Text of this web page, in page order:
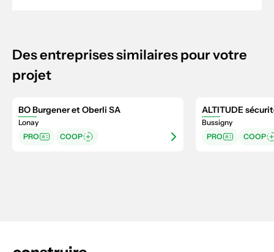
Des entreprises similaires pour votre
projet
BO Burgener et Oberli SA
Lonay
PRO
COOP
ALTITUDE
Bussigny
PRO
COOP